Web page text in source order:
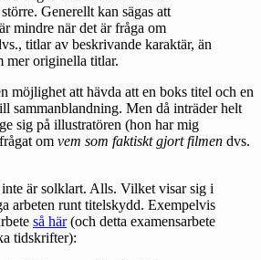
Generellt kan sägas att
mindre när det är fråga om
titlar av beskrivande karaktär, än
mer originella titlar.
möjlighet att hävda att en boks titel och en
sammanblandning. Men då inträder helt
sig på illustratören (hon har mig
om vem som faktiskt gjort filmen dvs.
inte är solklart. Alls. Vilket visar sig i
arbeten runt titelskydd. Exempelvis
så här(och detta examensarbete
tidskrifter):